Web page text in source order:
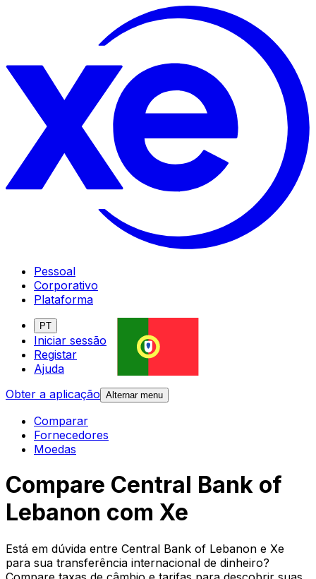
Pessoal
Corporativo
Plataforma
PT
Iniciar sessão
Registar
Ajuda
Obter a aplicação Alternar menu
Comparar
Fornecedores
Moedas
Compare Central Bank of
Lebanon com Xe
Está em dúvida entre Central Bank of Lebanon e Xe
para sua transferência internacional de dinheiro?